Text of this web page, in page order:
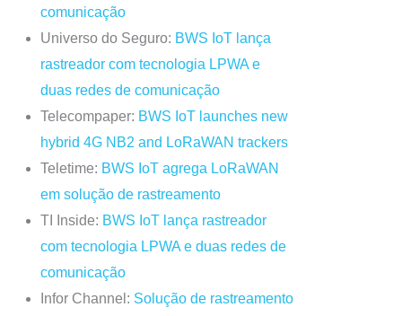
comunicação
Universo do Seguro: BWS IoT lança
rastreador com tecnologia LPWA e
duas redes de comunicação
Telecompaper: BWS IoT launches new
hybrid 4G NB2 and LoRaWAN trackers
Teletime: BWS IoT agrega LoRaWAN
em solução de rastreamento
TI Inside: BWS IoT lança rastreador
com tecnologia LPWA e duas redes de
comunicação
Infor Channel: Solução de rastreamento